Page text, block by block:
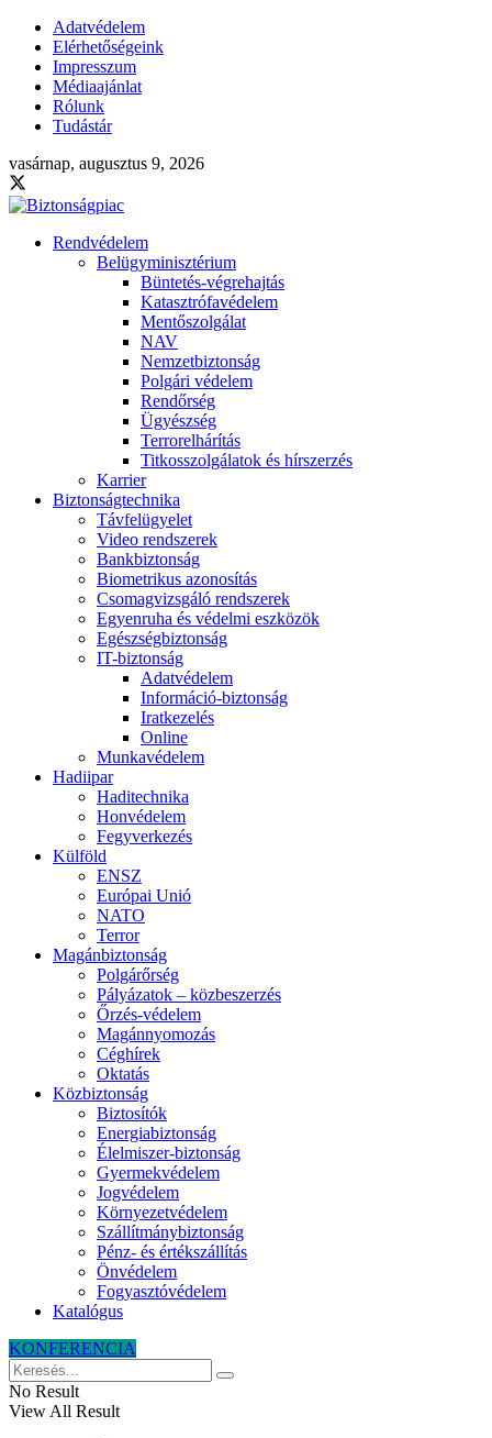
Adatvédelem
Elérhetőségeink
Impresszum
Médiaajánlat
Rólunk
Tudástár
vasárnap, augusztus 9, 2026
Rendvédelem
Belügyminisztérium
Büntetés-végrehajtás
Katasztrófavédelem
Mentőszolgálat
NAV
Nemzetbiztonság
Polgári védelem
Rendőrség
Ügyészség
Terrorelhárítás
Titkosszolgálatok és hírszerzés
Karrier
Biztonságtechnika
Távfelügyelet
Video rendszerek
Bankbiztonság
Biometrikus azonosítás
Csomagvizsgáló rendszerek
Egyenruha és védelmi eszközök
Egészségbiztonság
IT-biztonság
Adatvédelem
Információ-biztonság
Iratkezelés
Online
Munkavédelem
Hadiipar
Haditechnika
Honvédelem
Fegyverkezés
Külföld
ENSZ
Európai Unió
NATO
Terror
Magánbiztonság
Polgárőrség
Pályázatok – közbeszerzés
Őrzés-védelem
Magánnyomozás
Céghírek
Oktatás
Közbiztonság
Biztosítók
Energiabiztonság
Élelmiszer-biztonság
Gyermekvédelem
Jogvédelem
Környezetvédelem
Szállítmánybiztonság
Pénz- és értékszállítás
Önvédelem
Fogyasztóvédelem
Katalógus
KONFERENCIA
No Result
View All Result